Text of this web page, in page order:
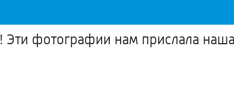
Эти фотографии нам прислала